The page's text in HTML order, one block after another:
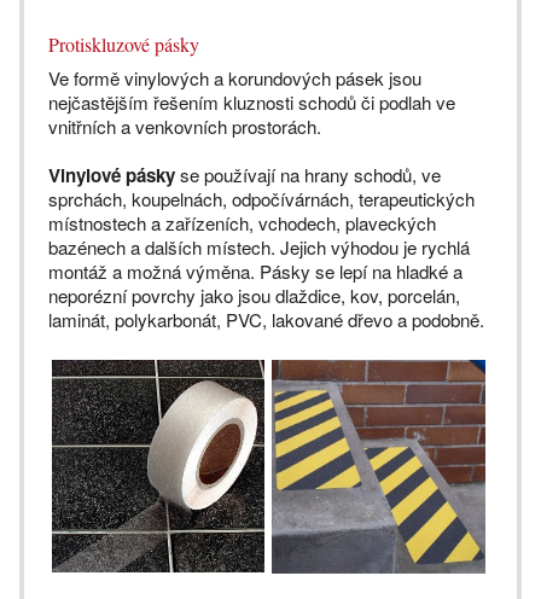
Protiskluzové pásky
Ve formě vinylových a korundových pásek jsou
nejčastějším řešením kluznosti schodů či podlah ve
vnitřních a venkovních prostorách.
Vinylové páskyse používají na hrany schodů, ve
sprchách, koupelnách, odpočívárnách, terapeutických
místnostech a zařízeních, vchodech, plaveckých
bazénech a dalších místech. Jejich výhodou je rychlá
montáž a možná výměna. Pásky se lepí na hladké a
neporézní povrchy jako jsou dlaždice, kov, porcelán,
laminát, polykarbonát, PVC, lakované dřevo a podobně.